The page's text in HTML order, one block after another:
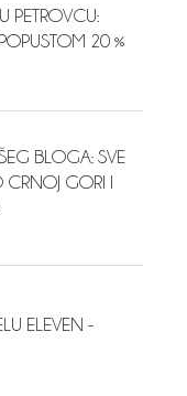
PETROVCU:
20 %
BLOGA: SVE
GORI I
ELEVEN -